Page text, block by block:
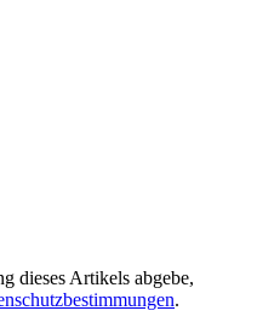
dieses Artikels abgebe,
.